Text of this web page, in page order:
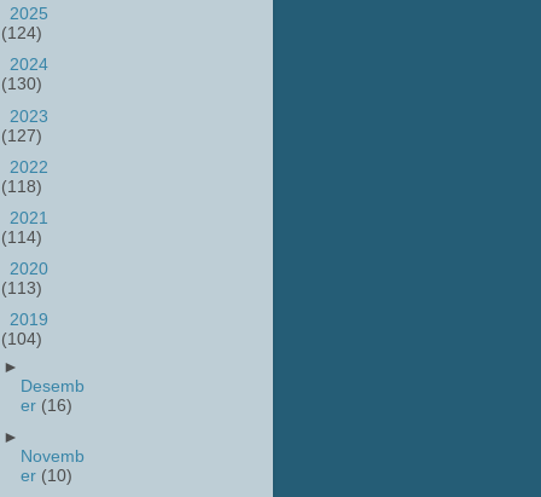
2025
(124)
2024
(130)
2023
(127)
2022
(118)
2021
(114)
2020
(113)
2019
(104)
►
Desemb
er (16)
►
Novemb
er (10)